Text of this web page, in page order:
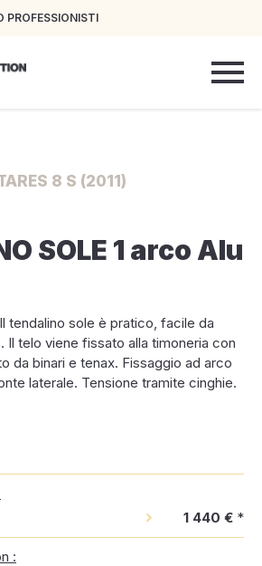
PROFESSIONISTI
8 S (2011)
SOLE 1 arco Alu
tendalino sole è pratico, facile da
Il telo viene fissato alla timoneria con
da binari e tenax. Fissaggio ad arco
laterale. Tensione tramite cinghie.
1 440 € *
: